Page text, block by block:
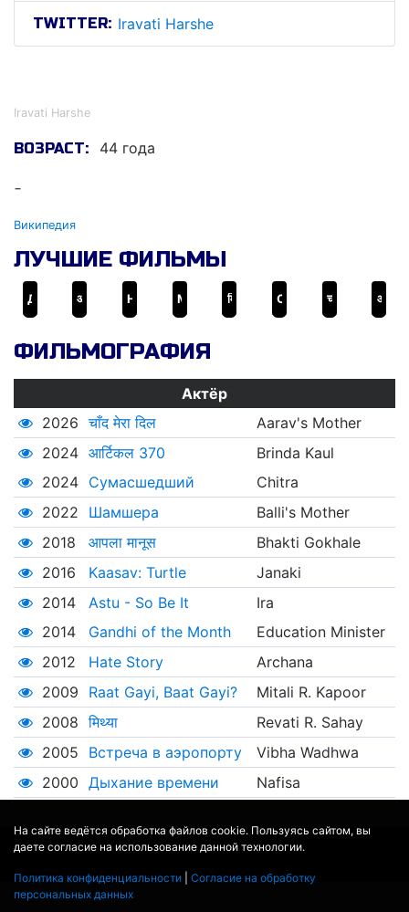
На сайте ведётся обработка файлов cookie. Пользуясь сайтом, вы
даете согласие на использование данной технологии.
Политика конфиденциальности
Согласие на обработку
персональных данных
TWITTER: Iravati Harshe
Iravati Harshe
ВОЗРАСТ: 44 года
-
Википедия
ЛУЧШИЕ ФИЛЬМЫ
ФИЛЬМОГРАФИЯ
Актёр
2026 चाँद मेरा दिल
Aarav's Mother
2024 आर्टिकल 370
Brinda Kaul
2024
Сумасшедший
Chitra
2022
Шамшера
Balli's Mother
2018
आपला मानूस
Bhakti Gokhale
2016
Kaasav: Turtle
Janaki
2014
Astu - So Be It
Ira
2014
Gandhi of the Month
Education Minister
2012
Hate Story
Archana
2009
Raat Gayi, Baat Gayi?
Mitali R. Kapoor
2008 मिथ्या
Revati R. Sahay
2005
Встреча в аэропорту
Vibha Wadhwa
2000 Дыхание времени Nafisa
© 2017 - 2026 MOVIE
ДАННЫЕ ПРЕДОСТАВЛЕНЫ:
ПЕРЕВЕДЕНО СЕРВИСОМЯНДЕКС.ПЕРЕВОД
THEATER BY ICONDOTS FROM THE NOUN PROJECT